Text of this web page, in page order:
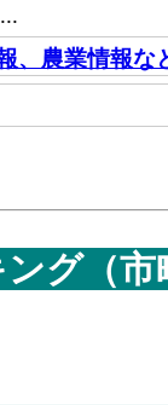
、農業情報な
グ（